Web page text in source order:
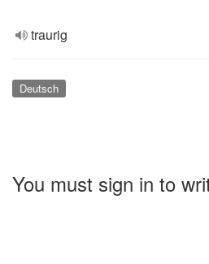
traurig
Deutsch
You must sign in to